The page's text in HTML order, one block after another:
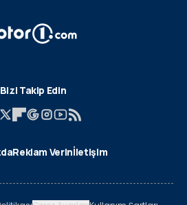
Bizi Takip Edin
Reklam Verinİletişim